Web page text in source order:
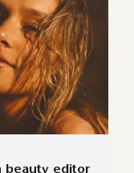
beauty editor